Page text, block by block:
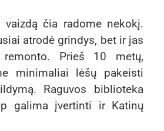
čia radome nekokį.
atrodė grindys, bet ir jas
remonto. Prieš 10 metų,
minimaliai lėšų pakeisti
Raguvos biblioteka
galima įvertinti ir Katinų